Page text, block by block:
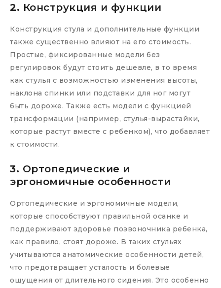
2. Конструкция и функции
Конструкция стула и дополнительные функции
также существенно влияют на его стоимость.
Простые, фиксированные модели без
регулировок будут стоить дешевле, в то время
как стулья с возможностью изменения высоты,
наклона спинки или подставки для ног могут
быть дороже. Также есть модели с функцией
трансформации (например, стулья-вырастайки,
которые растут вместе с ребенком), что добавляет
к стоимости.
3. Ортопедические и
эргономичные особенности
Ортопедические и эргономичные модели,
которые способствуют правильной осанке и
поддерживают здоровье позвоночника ребенка,
как правило, стоят дороже. В таких стульях
учитываются анатомические особенности детей,
что предотвращает усталость и болевые
ощущения от длительного сидения. Это особенно